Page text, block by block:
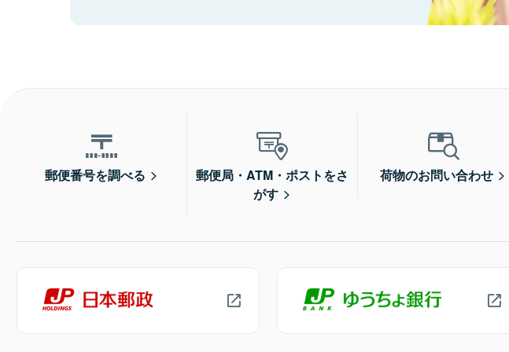
郵便番号を調べる
郵便局・ATM・ポストをさ
がす
荷物のお問い合わせ